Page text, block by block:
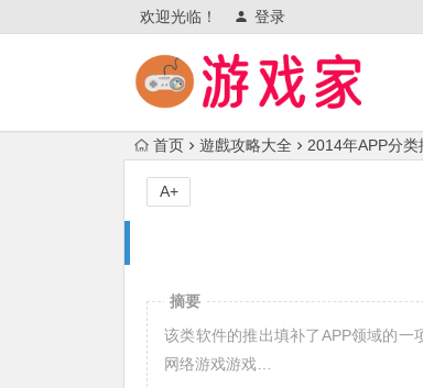
欢迎光临！ 登录
首页 遊戲攻略大全 2014年APP分类
A+
摘要
该类软件的推出填补了APP领域的
网络游戏游戏…